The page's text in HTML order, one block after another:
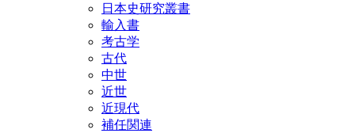
日本史研究叢書
輸入書
考古学
古代
中世
近世
近現代
補任関連